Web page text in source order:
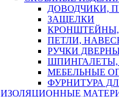
ДОВОДЧИКИ,
ЗАЩЕЛКИ
ПЕТЛИ,
РУЧКИ
МЕБЕЛЬНЫЕ
ФУРНИТУРА
ИЗОЛЯЦИОННЫЕ